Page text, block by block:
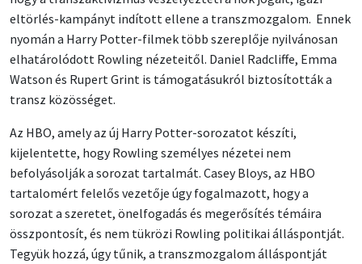
eltörlés-kampányt indított ellene a transzmozgalom. Ennek
nyomán a Harry Potter-filmek több szereplője nyilvánosan
elhatárolódott Rowling nézeteitől. Daniel Radcliffe, Emma
Watson és Rupert Grint is támogatásukról biztosították a
transz közösséget.
Az HBO, amely az új Harry Potter-sorozatot készíti,
kijelentette, hogy Rowling személyes nézetei nem
befolyásolják a sorozat tartalmát. Casey Bloys, az HBO
tartalomért felelős vezetője úgy fogalmazott, hogy a
sorozat a szeretet, önelfogadás és megerősítés témáira
összpontosít, és nem tükrözi Rowling politikai álláspontját.
Tegyük hozzá, úgy tűnik, a transzmozgalom álláspontját